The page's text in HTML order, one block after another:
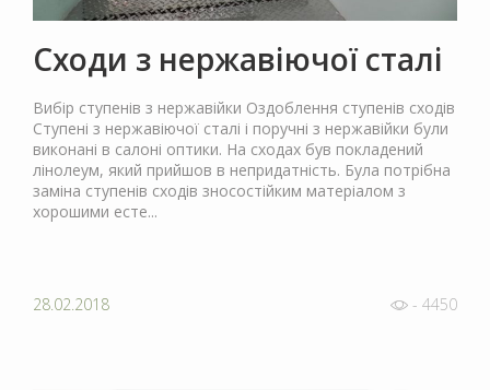
Сходи з нержавіючої сталі
Вибір ступенів з нержавійки Оздоблення ступенів сходів
Cтупені з нержавіючої сталі і поручні з нержавійки були
виконані в салоні оптики. На сходах був покладений
лінолеум, який прийшов в непридатність. Була потрібна
заміна ступенів сходів зносостійким матеріалом з
хорошими есте...
28.02.2018 - 4450